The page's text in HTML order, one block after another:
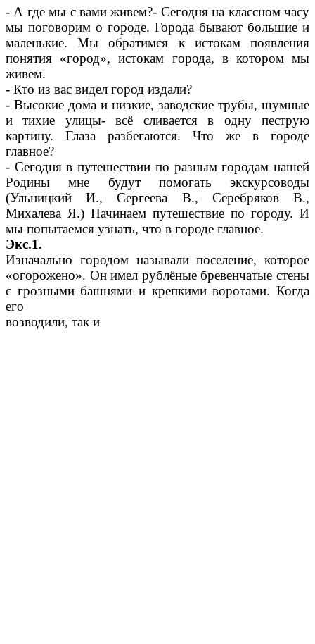
- А где мы с вами живем?- Сегодня на классном часу
мы поговорим о городе. Города бывают большие и
маленькие. Мы обратимся к истокам появления
понятия «город», истокам города, в котором мы
живем.
- Кто из вас видел город издали?
- Высокие дома и низкие, заводские трубы, шумные
и тихие улицы- всё сливается в одну пеструю
картину. Глаза разбегаются. Что же в городе
главное?
- Сегодня в путешествии по разным городам нашей
Родины мне будут помогать экскурсоводы
(Ульницкий И., Сергеева В., Серебряков В.,
Михалева Я.) Начинаем путешествие по городу. И
мы попытаемся узнать, что в городе главное.
Экс.1.
Изначально городом называли поселение, которое
«огорожено». Он имел рублёные бревенчатые стены
с грозными башнями и крепкими воротами. Когда
его
возводили, так и